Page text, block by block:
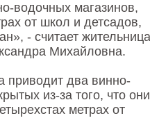
водочных магазинов,
от школ и детсадов,
- считает жительница
Михайловна.
приводит два винно-
из-за того, что они
метрах от